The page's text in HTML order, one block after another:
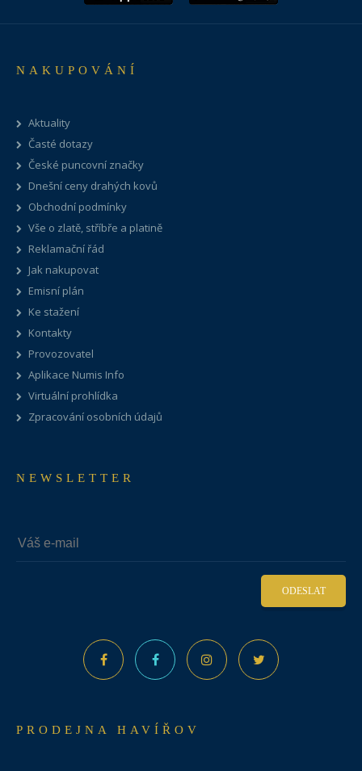
NAKUPOVÁNÍ
Aktuality
Časté dotazy
České puncovní značky
Dnešní ceny drahých kovů
Obchodní podmínky
Vše o zlatě, stříbře a platině
Reklamační řád
Jak nakupovat
Emisní plán
Ke stažení
Kontakty
Provozovatel
Aplikace Numis Info
Virtuální prohlídka
Zpracování osobních údajů
NEWSLETTER
ODESLAT
PRODEJNA HAVÍŘOV